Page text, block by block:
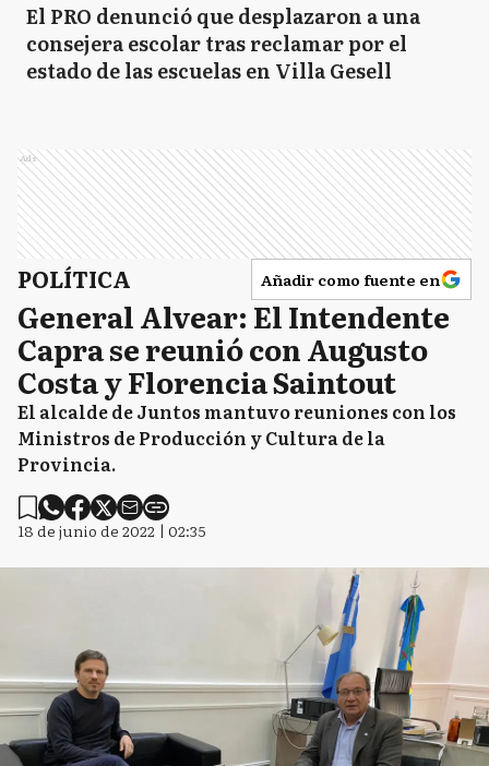
El PRO denunció que desplazaron a una
consejera escolar tras reclamar por el
estado de las escuelas en Villa Gesell
Ads
POLÍTICA Añadir como fuente en
General Alvear: El Intendente
Capra se reunió con Augusto
Costa y Florencia Saintout
El alcalde de Juntos mantuvo reuniones con los
Ministros de Producción y Cultura de la
Provincia.
18 de junio de 2022 | 02:35